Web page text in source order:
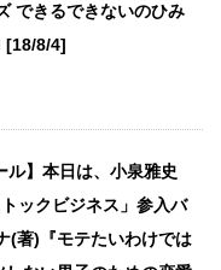
できるできないのひみ
[18/8/4]
ル】本日は、小泉雅史
ックビジネス」参入バ
(著)『モテたいわけでは